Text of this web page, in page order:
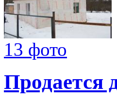
13 фото
Продается